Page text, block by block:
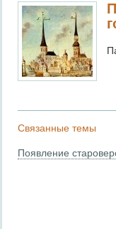
Связанные темы
Появление